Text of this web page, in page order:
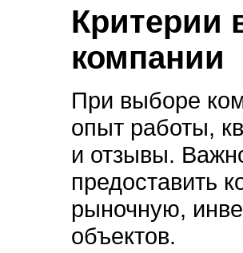
Критерии
компании
При выборе
опыт работы,
и отзывы.
предоставить
рыночную,
объектов.